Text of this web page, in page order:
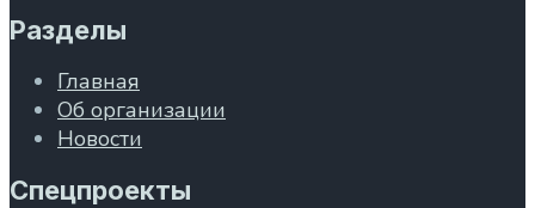
Разделы
Главная
Об организации
Новости
Спецпроекты